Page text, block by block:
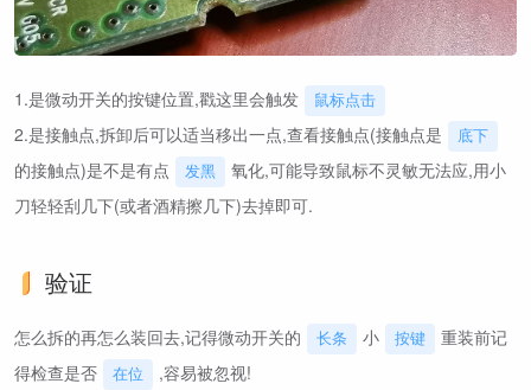
1.是微动开关的按键位置,戳这里会触发 鼠标点击
2.是接触点,拆卸后可以适当移出一点,查看接触点(接触点是 底下
的接触点)是不是有点 发黑
氧化,可能导致鼠标不灵敏无法应,用小
刀轻轻刮几下(或者酒精擦几下)去掉即可.
验证
怎么拆的再怎么装回去,记得微动开关的 长条 小 按键
重装前记
得检查是否
在位
,容易被忽视!